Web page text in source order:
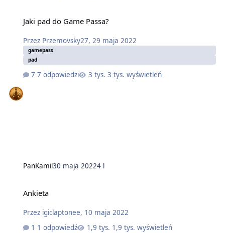
Jaki pad do Game Passa?
Przez Przemovsky27, 29 maja 2022
gamepass
pad
7 odpowiedzi 3 tys. wyświetleń
PanKamil30 maja 20224 l
Ankieta
Przez igiclaptonee, 10 maja 2022
1 odpowiedź
1,9 tys. wyświetleń